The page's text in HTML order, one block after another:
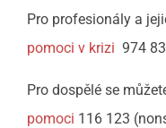
Pro profesionály a
pomoci v krizi 974
Pro dospělé se
pomoci 116 123